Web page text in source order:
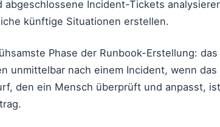
abgeschlossene Incident-Tickets
künftige Situationen erstellen.
Phase der Runbook-Erstellung:
unmittelbar nach einem Incident, wenn
den ein Mensch überprüft und anpasst,